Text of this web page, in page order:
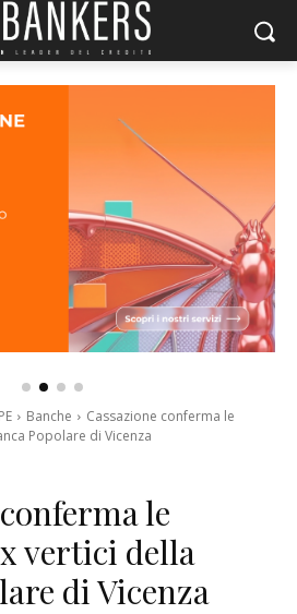
Banche
Cassazione conferma le
Popolare di Vicenza
le
vertici della
di Vicenza